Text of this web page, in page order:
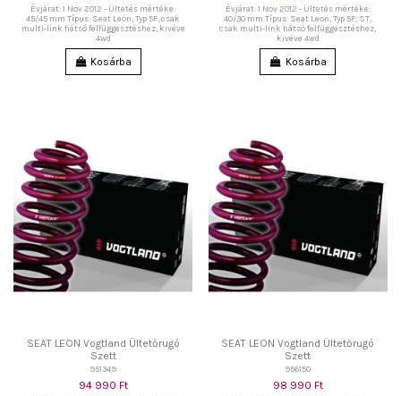
Évjárat: 1 Nov 2012 - Ültetés mértéke:
45/45 mm Típus: Seat Leon, Typ 5F, csak
multi-link hátsó felfüggesztéshez, kivéve
4wd
Kosárba
Évjárat: 1 Nov 2012 - Ültetés mértéke:
40/30 mm Típus: Seat Leon, Typ 5F, ST,
csak multi-link hátsó felfüggesztéshez,
kivéve 4wd
Kosárba
SEAT LEON Vogtland Ültetőrugó
Szett
951349
94 990 Ft
SEAT LEON Vogtland Ültetőrugó
Szett
956150
98 990 Ft